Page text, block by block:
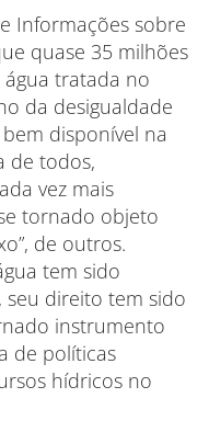
Informações sobre
quase 35 milhões
água tratada no
da desigualdade
disponível na
de todos,
vez mais
tornado objeto
de outros.
tem sido
direito tem sido
instrumento
de políticas
hídricos no